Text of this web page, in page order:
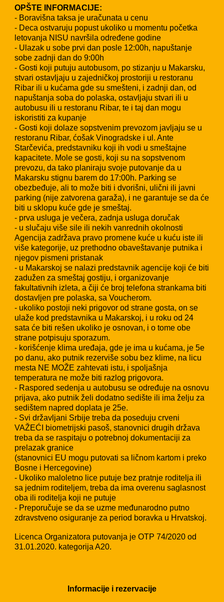
OPŠTE INFORMACIJE:
- Boravišna taksa je uračunata u cenu
- Deca ostvaruju popust ukoliko u momentu početka
letovanja NISU navršila određene godine
- Ulazak u sobe prvi dan posle 12:00h, napuštanje
sobe zadnji dan do 9:00h
- Gosti koji putuju autobusom, po stizanju u Makarsku,
stvari ostavljaju u zajedničkoj prostoriji u restoranu
Ribar ili u kućama gde su smešteni, i zadnji dan, od
napuštanja soba do polaska, ostavljaju stvari ili u
autobusu ili u restoranu Ribar, te i taj dan mogu
iskoristiti za kupanje
- Gosti koji dolaze sopstvenim prevozom javljaju se u
restoranu Ribar, ćošak Vinogradske i ul. Ante
Starčevića, predstavniku koji ih vodi u smeštajne
kapacitete. Mole se gosti, koji su na sopstvenom
prevozu, da tako planiraju svoje putovanje da u
Makarsku stignu barem do 17:00h. Parking se
obezbeđuje, ali to može biti i dvorišni, ulični ili javni
parking (nije zatvorena garaža), i ne garantuje se da će
biti u sklopu kuće gde je smeštaj.
- prva usluga je večera, zadnja usluga doručak
- u slučaju više sile ili nekih vanrednih okolnosti
Agencija zadržava pravo promene kuće u kuću iste ili
više kategorije, uz prethodno obaveštavanje putnika i
njegov pismeni pristanak
- u Makarskoj se nalazi predstavnik agencije koji će biti
zadužen za smeštaj gostiju, i organizovanje
fakultativnih izleta, a čiji će broj telefona strankama biti
dostavljen pre polaska, sa Voucherom.
- ukoliko postoji neki prigovor od strane gosta, on se
ulaže kod predstavnika u Makarskoj, i u roku od 24
sata će biti rešen ukoliko je osnovan, i o tome obe
strane potpisuju sporazum.
- korišćenje klima uređaja, gde je ima u kućama, je 5e
po danu, ako putnik rezerviše sobu bez klime, na licu
mesta NE MOŽE zahtevati istu, i spoljašnja
temperatura ne može biti razlog prigovora.
- Raspored sedenja u autobusu se određuje na osnovu
prijava, ako putnik želi dodatno sedište ili ima želju za
sedištem napred doplata je 25e.
- Svi državljani Srbije treba da poseduju crveni
VAŽEĆI biometrijski pasoš, stanovnici drugih država
treba da se raspitaju o potrebnoj dokumentaciji za
prelazak granice
(stanovnici EU mogu putovati sa ličnom kartom i preko
Bosne i Hercegovine)
- Ukoliko maloletno lice putuje bez pratnje roditelja ili
sa jednim roditeljem, treba da ima overenu saglasnost
oba ili roditelja koji ne putuje
- Preporučuje se da se uzme međunarodno putno
zdravstveno osiguranje za period boravka u Hrvatskoj.
Licenca Organizatora putovanja je OTP 74/2020 od
31.01.2020. kategorija A20.
Informacije i rezervacije